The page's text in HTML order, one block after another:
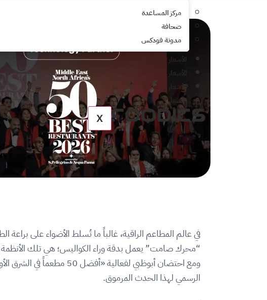
مركز المساعدة
صحافة
مدونة فودكس
الأسعار
الأسعار
الأسعار
الأسعار
X
في عالم المطاعم الراقية، غالباً ما تُسلط الأضواء على
ومع احتضان أبوظبي
الرسمي لهذا الحدث المرموق.